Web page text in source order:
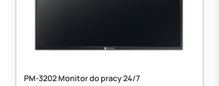
PM-3202 Monitor do pracy 24/7